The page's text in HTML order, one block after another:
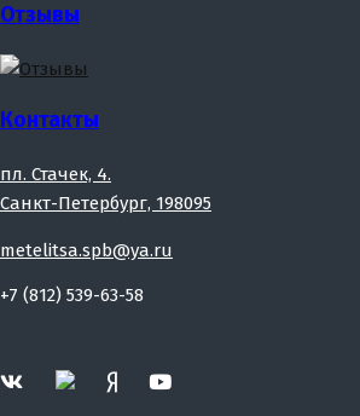
Отзывы
Контакты
пл. Стачек, 4.
Санкт-Петербург, 198095
metelitsa.spb@ya.ru
+7 (812) 539-63-58